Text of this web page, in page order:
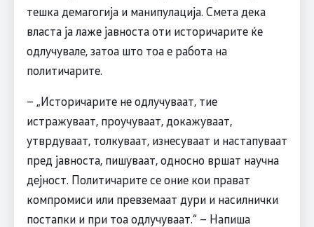
тешка демагогија и манипулација. Смета дека
власта ја лаже јавноста оти историчарите ќе
одлучувале, затоа што тоа е работа на
политичарите.
– „Историчарите не одлучуваат, тие
истражуваат, проучуваат, докажуваат,
утврдуваат, толкуваат, изнесуваат и настапуваат
пред јавноста, пишуваат, односно вршат научна
дејност. Политичарите се оние кои прават
компромиси или превземаат дури и насилнички
постапки и при тоа одлучуваат.“ – Напиша